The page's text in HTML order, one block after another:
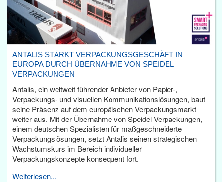
ANTALIS STÄRKT VERPACKUNGSGESCHÄFT IN
EUROPA DURCH ÜBERNAHME VON SPEIDEL
VERPACKUNGEN
Antalis, ein weltweit führender Anbieter von Papier-,
Verpackungs- und visuellen Kommunikationslösungen, baut
seine Präsenz auf dem europäischen Verpackungsmarkt
weiter aus. Mit der Übernahme von Speidel Verpackungen,
einem deutschen Spezialisten für maßgeschneiderte
Verpackungslösungen, setzt Antalis seinen strategischen
Wachstumskurs im Bereich individueller
Verpackungskonzepte konsequent fort.
Weiterlesen...